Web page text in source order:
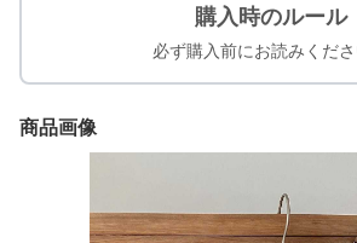
購入時のルール
必ず購入前にお読みくださ
商品画像